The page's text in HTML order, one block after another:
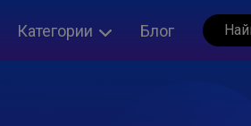
Категории Блог